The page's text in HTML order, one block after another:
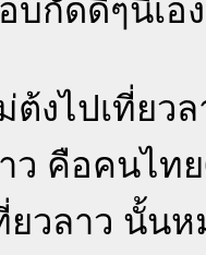
บกัดดีๆนี้เอง
ต้งไปเที่ยว
ว คือคนไท
ยวลาว นั้น